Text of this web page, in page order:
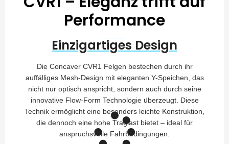
Performance
Einzigartiges Design
Die Concaver CVR1 Felgen bestechen durch ihr
auffälliges Mesh-Design mit eleganten Y-Speichen, das
nicht nur optisch anspricht, sondern auch durch seine
innovative Flow-Form Technologie überzeugt. Diese
Technik ermöglicht eine besonders leichte Konstruktion,
die dennoch eine hohe Traglast bietet – ideal für
anspruchsvolle Fahrbedingungen.